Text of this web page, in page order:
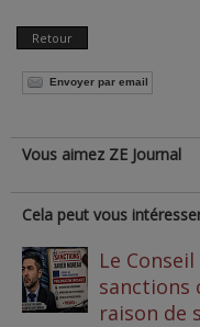
Retour
Envoyer par email
Vous aimez ZE Journal
Cela peut vous
Le
sanctions
raison de